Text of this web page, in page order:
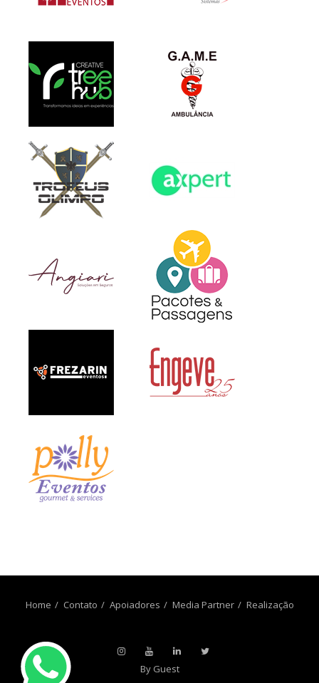
Home Contato Apoiadores Media Partner Realização
By Guest